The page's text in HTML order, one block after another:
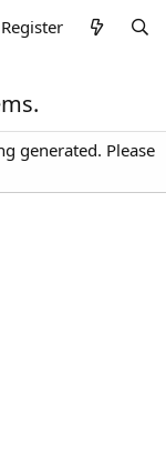
Register
generated. Please